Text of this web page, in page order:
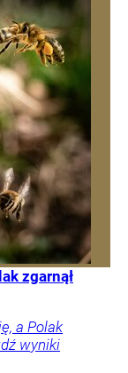
zgarnął
a Polak
wyniki